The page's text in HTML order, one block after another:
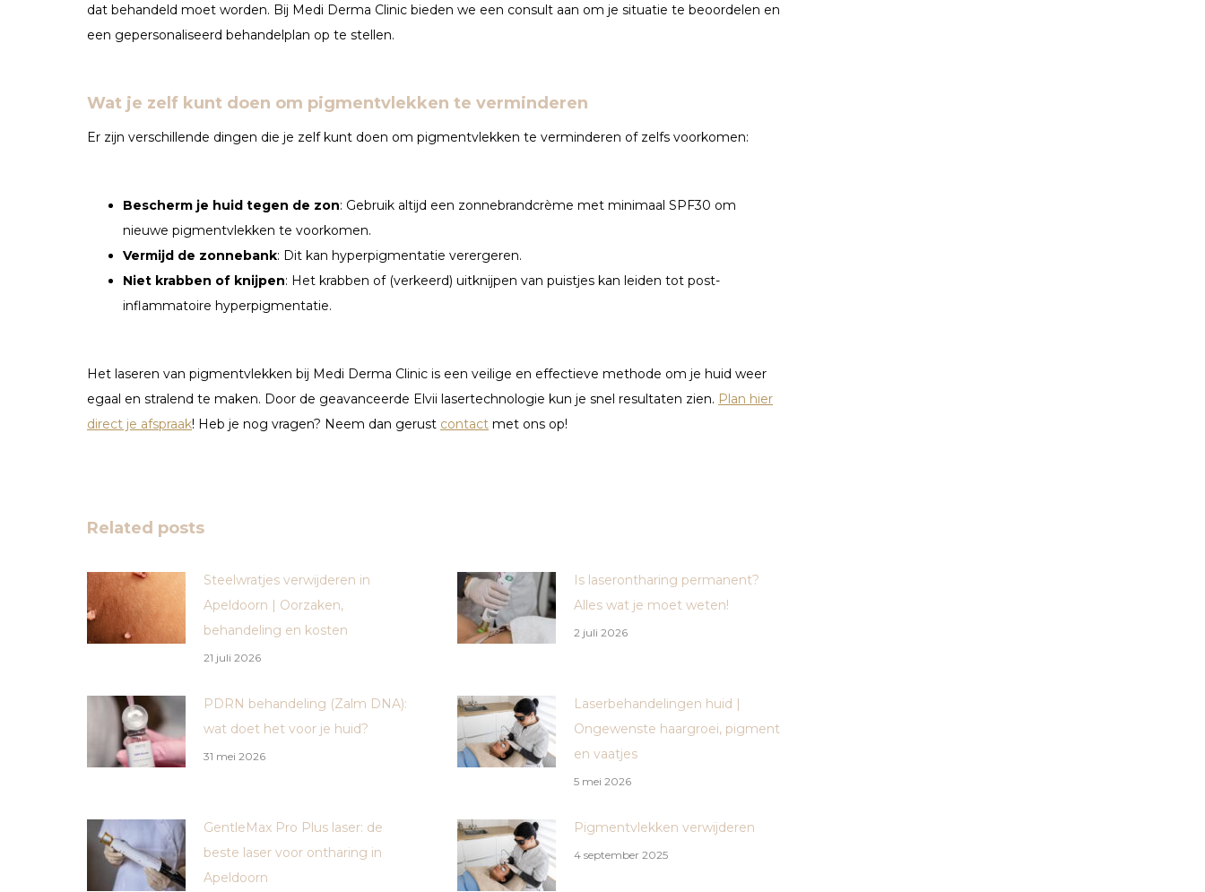
dat behandeld moet worden. Bij Medi Derma Clinic bieden we een consult aan om je situatie te beoordelen en
een gepersonaliseerd behandelplan op te stellen.
Wat je zelf kunt doen om pigmentvlekken te verminderen
Er zijn verschillende dingen die je zelf kunt doen om pigmentvlekken te verminderen of zelfs voorkomen:
Bescherm je huid tegen de zon: Gebruik altijd een zonnebrandcrème met minimaal SPF30 om
nieuwe pigmentvlekken te voorkomen.
Vermijd de zonnebank: Dit kan hyperpigmentatie verergeren.
Niet krabben of knijpen: Het krabben of (verkeerd) uitknijpen van puistjes kan leiden tot post-
inflammatoire hyperpigmentatie.
Het laseren van pigmentvlekken bij Medi Derma Clinic is een veilige en effectieve methode om je huid weer
egaal en stralend te maken. Door de geavanceerde Elvii lasertechnologie kun je snel resultaten zien. Plan hier
direct je afspraak! Heb je nog vragen? Neem dan gerust contact met ons op!
Related posts
Steelwratjes verwijderen in
Apeldoorn | Oorzaken,
behandeling en kosten
21 juli 2026
Is laserontharing permanent?
Alles wat je moet weten!
2 juli 2026
PDRN behandeling (Zalm DNA):
wat doet het voor je huid?
31 mei 2026
Laserbehandelingen huid |
Ongewenste haargroei, pigment
en vaatjes
5 mei 2026
GentleMax Pro Plus laser: de
beste laser voor ontharing in
Apeldoorn
Pigmentvlekken verwijderen
4 september 2025